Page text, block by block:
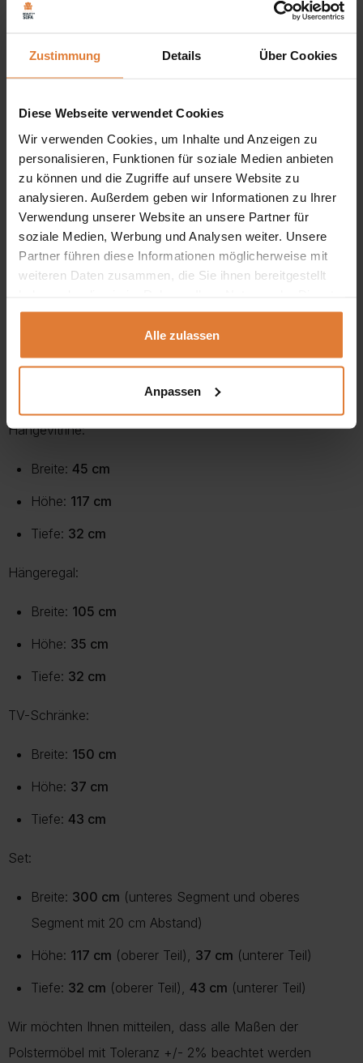
Zustimmung Details Über Cookies
Diese Webseite verwendet Cookies
Wir verwenden Cookies, um Inhalte und Anzeigen zu
personalisieren, Funktionen für soziale Medien anbieten
zu können und die Zugriffe auf unsere Website zu
analysieren. Außerdem geben wir Informationen zu Ihrer
Verwendung unserer Website an unsere Partner für
soziale Medien, Werbung und Analysen weiter. Unsere
Partner führen diese Informationen möglicherweise mit
weiteren Daten zusammen, die Sie ihnen bereitgestellt
gesammelt haben.
Alle zulassen
Anpassen
universelles unteres Segment (hängend oder stehend)
LED-Beleuchtung optional
Moderne Hängeelemente für das Wohnzimmer und
darüber hinaus
Die Kollektion CALABRINI ist auf den europäischen
Märkten sehr beliebt. Sie umfasst mehr als dreißig
Hängeschrank-Sets in verschiedenen Farbvarianten. Ein
charakteristisches Merkmal der vorgestellten Kollektion ist
dem grifflosen Push-to-Open-System geöffnet) sowie die
Möglichkeit der freien Anordnung der Oberschränke je
nach individuellen Vorlieben und Bedürfnissen.
Hängevitrine:
Breite: 45 cm
Höhe: 117 cm
Tiefe: 32 cm
Hängeregal:
Breite: 105 cm
Höhe: 35 cm
Tiefe: 32 cm
TV-Schränke:
Breite: 150 cm
Höhe: 37 cm
Tiefe: 43 cm
Set:
Breite: 300 cm (unteres Segment und oberes
Segment mit 20 cm Abstand)
Höhe: 117 cm (oberer Teil), 37 cm (unterer Teil)
Tiefe: 32 cm (oberer Teil), 43 cm (unterer Teil)
Wir möchten Ihnen mitteilen, dass alle Maßen der
Polstermöbel mit Toleranz +/- 2% beachtet werden